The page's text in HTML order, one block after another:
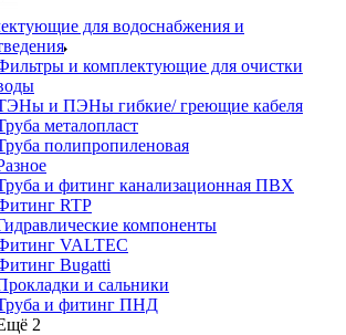
для водоснабжения и
и комплектующие для очистки
и ПЭНы гибкие/ греющие кабеля
металопласт
полипропиленовая
и фитинг канализационная ПВХ
RTP
компоненты
VALTEC
Bugatti
и сальники
и фитинг ПНД
2